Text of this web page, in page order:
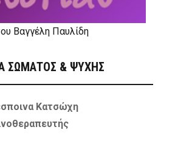
Βαγγέλη Παυλίδη
ΣΩΜΑΤΟΣ & ΨΥΧΗΣ
Κατσώχη